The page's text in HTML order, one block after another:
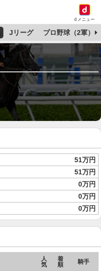
dメニュー
Jリーグ プロ野球（2軍）
51万円
51万円
0万円
0万円
0万円
人
気
着
順
騎手